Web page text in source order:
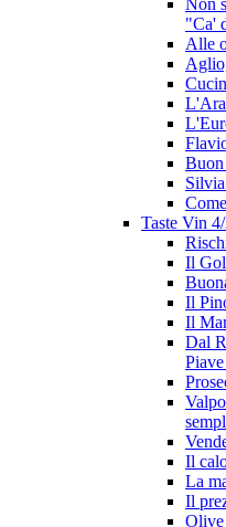
Non
"Ca'
Alle
Taste Vin
Il
Il
Il
Dal
Il
La
Il
Olive